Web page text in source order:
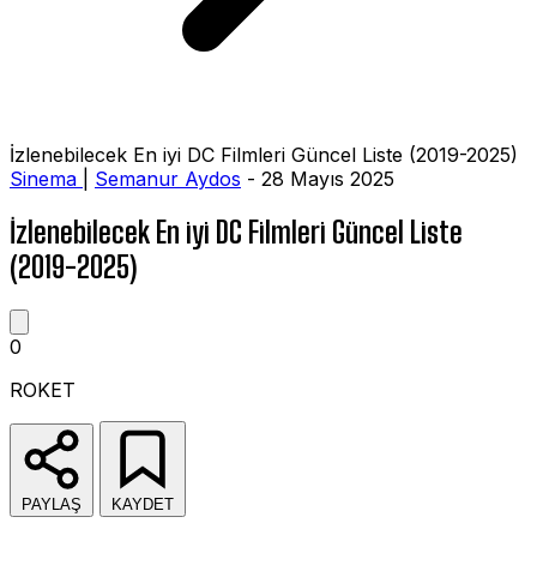
İzlenebilecek En iyi DC Filmleri Güncel Liste (2019-2025)
Sinema
Semanur Aydos - 28 Mayıs 2025
İzlenebilecek En iyi DC Filmleri Güncel Liste
(2019-2025)
0
ROKET
PAYLAŞ KAYDET